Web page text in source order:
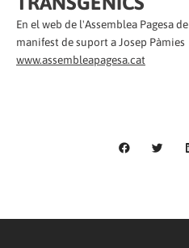
En el web de l'Assemblea Pagesa
manifest de suport a Josep Pàmies
www.assembleapagesa.cat